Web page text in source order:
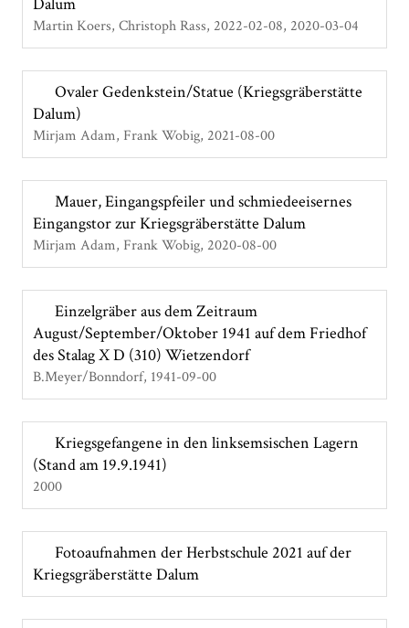
Martin Koers, Christoph Rass 2022-02-08, 2020-03-04
Ovaler Gedenkstein/Statue (Kriegsgräberstätte
Dalum)
Mirjam Adam, Frank Wobig 2021-08-00
Mauer, Eingangspfeiler und schmiedeeisernes
Eingangstor zur Kriegsgräberstätte Dalum
Mirjam Adam, Frank Wobig 2020-08-00
Einzelgräber aus dem Zeitraum
August/September/Oktober 1941 auf dem Friedhof
des Stalag X D (310) Wietzendorf
B.Meyer/Bonndorf 1941-09-00
Kriegsgefangene in den linksemsischen Lagern
(Stand am 19.9.1941)
2000
Fotoaufnahmen der Herbstschule 2021 auf der
Kriegsgräberstätte Dalum